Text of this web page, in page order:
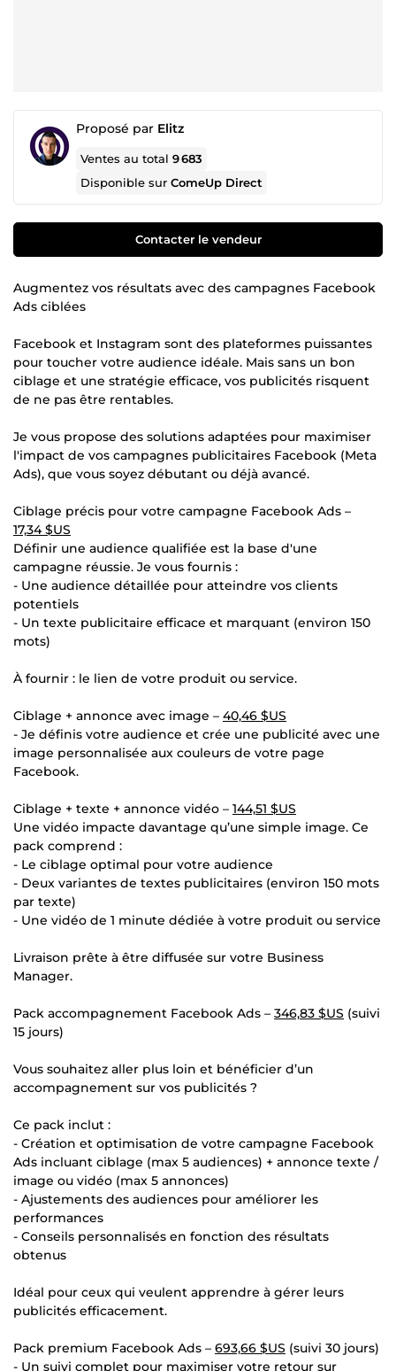
Proposé par Elitz
Ventes au total9 683
Disponible surComeUp Direct
Contacter le vendeur
Augmentez vos résultats avec des campagnes Facebook
Ads ciblées
Facebook et Instagram sont des plateformes puissantes
pour toucher votre audience idéale. Mais sans un bon
ciblage et une stratégie efficace, vos publicités risquent
de ne pas être rentables.
Je vous propose des solutions adaptées pour maximiser
l'impact de vos campagnes publicitaires Facebook (Meta
Ads), que vous soyez débutant ou déjà avancé.
Ciblage précis pour votre campagne Facebook Ads –
17,34 $US
Définir une audience qualifiée est la base d'une
campagne réussie. Je vous fournis :
- Une audience détaillée pour atteindre vos clients
potentiels
- Un texte publicitaire efficace et marquant (environ 150
mots)
À fournir : le lien de votre produit ou service.
Ciblage + annonce avec image – 40,46 $US
- Je définis votre audience et crée une publicité avec une
image personnalisée aux couleurs de votre page
Facebook.
Ciblage + texte + annonce vidéo – 144,51 $US
Une vidéo impacte davantage qu’une simple image. Ce
pack comprend :
- Le ciblage optimal pour votre audience
- Deux variantes de textes publicitaires (environ 150 mots
par texte)
- Une vidéo de 1 minute dédiée à votre produit ou service
Livraison prête à être diffusée sur votre Business
Manager.
Pack accompagnement Facebook Ads – 346,83 $US (suivi
15 jours)
Vous souhaitez aller plus loin et bénéficier d’un
accompagnement sur vos publicités ?
Ce pack inclut :
- Création et optimisation de votre campagne Facebook
Ads incluant ciblage (max 5 audiences) + annonce texte /
image ou vidéo (max 5 annonces)
- Ajustements des audiences pour améliorer les
performances
- Conseils personnalisés en fonction des résultats
obtenus
Idéal pour ceux qui veulent apprendre à gérer leurs
publicités efficacement.
Pack premium Facebook Ads – 693,66 $US (suivi 30 jours)
- Un suivi complet pour maximiser votre retour sur